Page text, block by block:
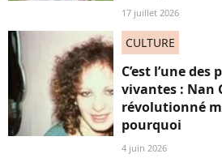
17 juillet 2026
CULTURE
C’est l’une
vivantes : Nan
révolutionné
pourquoi
4 juin 2026